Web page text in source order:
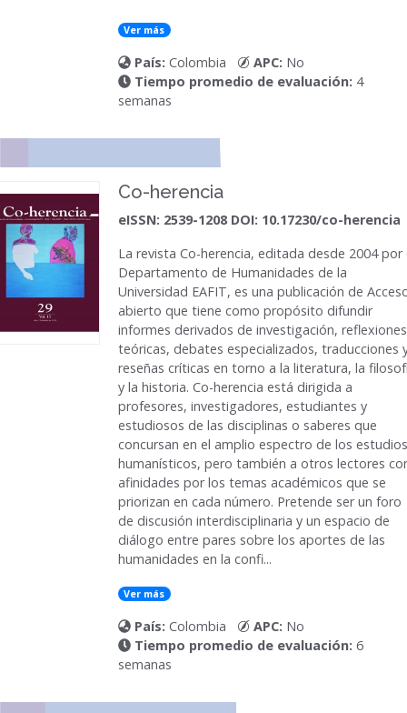
Ver más
País: Colombia APC: No
Tiempo promedio de evaluación: 4
semanas
Co-herencia
eISSN: 2539-1208 DOI: 10.17230/co-herencia
La revista Co-herencia, editada desde 2004 por
Departamento de Humanidades de la
Universidad EAFIT, es una publicación de
abierto que tiene como propósito difundir
informes derivados de investigación, reflexiones
teóricas, debates especializados, traducciones
reseñas críticas en torno a la literatura, la
y la historia. Co-herencia está dirigida a
profesores, investigadores, estudiantes y
estudiosos de las disciplinas o saberes que
concursan en el amplio espectro de los estudios
humanísticos, pero también a otros lectores
afinidades por los temas académicos que se
priorizan en cada número. Pretende ser un foro
de discusión interdisciplinaria y un espacio de
diálogo entre pares sobre los aportes de las
humanidades en la confi...
Ver más
País: Colombia APC: No
Tiempo promedio de evaluación: 6
semanas